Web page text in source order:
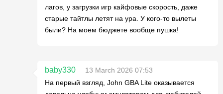
лагов, у загрузки игр кайфовые скорость, даже
старые тайтлы летят на ура. У кого-то вылеты
были? На моем бюджете вообще пушка!
baby330
13 March 2026 07:53
На первый взгляд, John GBA Lite оказывается